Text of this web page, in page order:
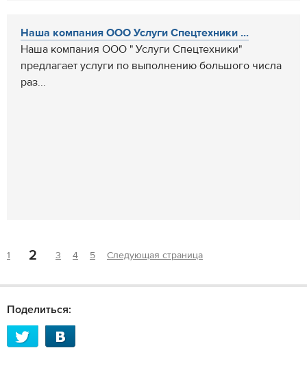
Наша компания ООО Услуги Спецтехники ...
Наша компания ООО " Услуги Спецтехники"
предлагает услуги по выполнению большого числа
раз...
1 2 3 4 5 Следующая страница
Поделиться: